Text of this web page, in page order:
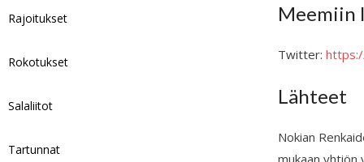
Meemiin
Twitter:
Lähteet
Nokian
Rajoitukset
Rokotukset
Salaliitot
Tartunnat